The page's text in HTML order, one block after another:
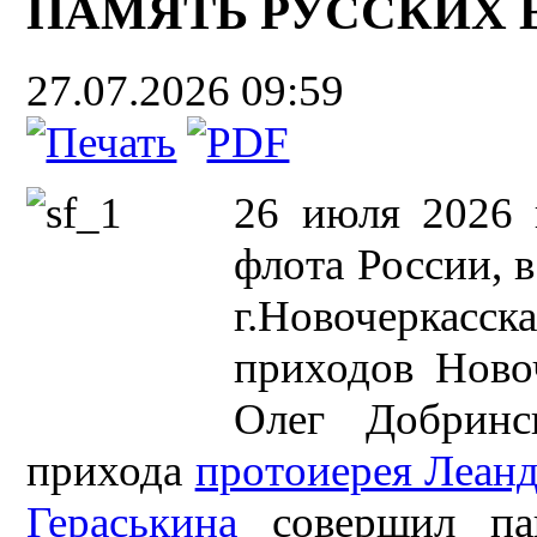
ПАМЯТЬ РУССКИХ
27.07.2026 09:59
26 июля 2026
флота России,
приходов
Олег
прихода протоиерея
Гераськина совершил